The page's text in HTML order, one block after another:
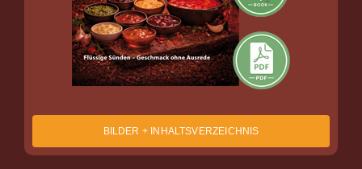
BILDER + INHALTSVERZEICHNIS